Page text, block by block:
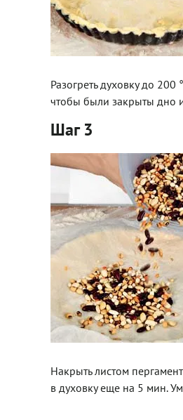
Разогреть духовку до
чтобы были закрыты дно
Шаг 3
Накрыть листом
в духовку еще на 5 мин.